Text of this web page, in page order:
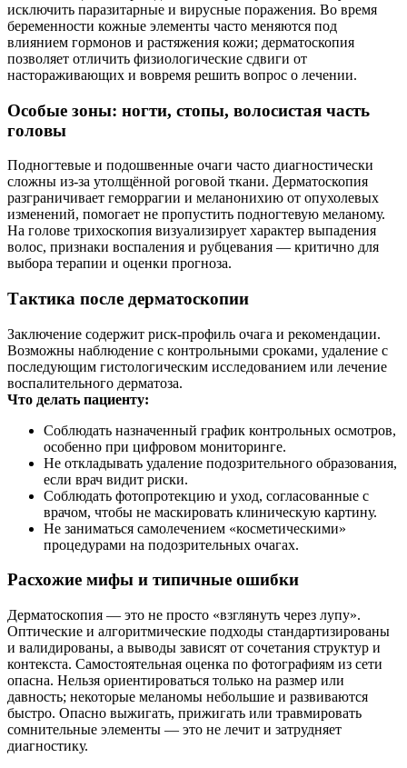
исключить паразитарные и вирусные поражения. Во время
беременности кожные элементы часто меняются под
влиянием гормонов и растяжения кожи; дерматоскопия
позволяет отличить физиологические сдвиги от
настораживающих и вовремя решить вопрос о лечении.
Особые зоны: ногти, стопы, волосистая часть
головы
Подногтевые и подошвенные очаги часто диагностически
сложны из‑за утолщённой роговой ткани. Дерматоскопия
разграничивает геморрагии и меланонихию от опухолевых
изменений, помогает не пропустить подногтевую меланому.
На голове трихоскопия визуализирует характер выпадения
волос, признаки воспаления и рубцевания — критично для
выбора терапии и оценки прогноза.
Тактика после дерматоскопии
Заключение содержит риск-профиль очага и рекомендации.
Возможны наблюдение с контрольными сроками, удаление с
последующим гистологическим исследованием или лечение
воспалительного дерматоза.
Что делать пациенту:
Соблюдать назначенный график контрольных осмотров,
особенно при цифровом мониторинге.
Не откладывать удаление подозрительного образования,
если врач видит риски.
Соблюдать фотопротекцию и уход, согласованные с
врачом, чтобы не маскировать клиническую картину.
Не заниматься самолечением «косметическими»
процедурами на подозрительных очагах.
Расхожие мифы и типичные ошибки
Дерматоскопия — это не просто «взглянуть через лупу».
Оптические и алгоритмические подходы стандартизированы
и валидированы, а выводы зависят от сочетания структур и
контекста. Самостоятельная оценка по фотографиям из сети
опасна. Нельзя ориентироваться только на размер или
давность; некоторые меланомы небольшие и развиваются
быстро. Опасно выжигать, прижигать или травмировать
сомнительные элементы — это не лечит и затрудняет
диагностику.